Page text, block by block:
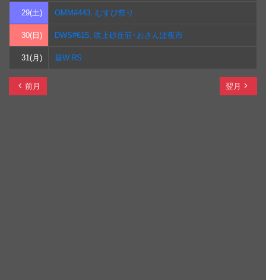
29(土) OMM#443, むすび祭り
30(日) DWS#615, 吹上砂丘荘･おさんぽ夜市
31(月) 昼W.RS
chevron_left 前月 翌月 navigate_next